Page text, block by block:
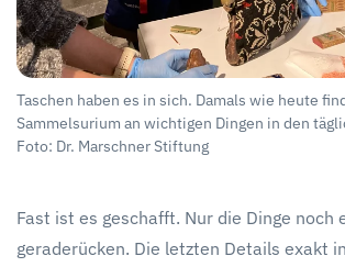
Taschen haben es in sich. Damals wie heute
Sammelsurium an wichtigen Dingen in den
Foto: Dr. Marschner Stiftung
Fast ist es geschafft. Nur die Dinge noch
geraderücken. Die letzten Details exakt